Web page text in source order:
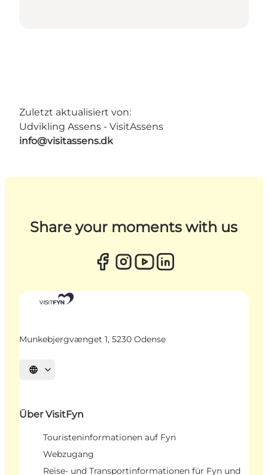
Zuletzt aktualisiert von:
Udvikling Assens - VisitAssens
info@visitassens.dk
Share your moments with us
Munkebjergvænget 1, 5230 Odense
Sprache auswählen
Über VisitFyn
Touristeninformationen auf Fyn
Webzugang
Reise- und Transportinformationen für Fyn und